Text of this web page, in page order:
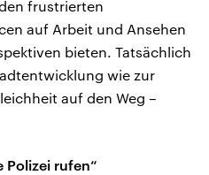
frustrierten
auf Arbeit und Ansehen
bieten. Tatsächlich
wie zur
auf den Weg –
Polizei rufen“